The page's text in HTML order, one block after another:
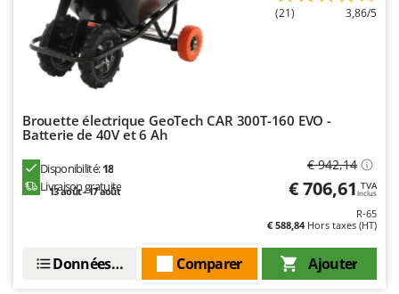
Master
Mastercook
Masterpro
McCulloch
MCH
Michelin
Mille
Minox
More than chef
(21) 3,86/5
Brouette électrique GeoTech CAR 300T-160 EVO -
Batterie de 40V et 6 Ah
Disponibilité:18
Livraison gratuite
13 août - 17 août
€ 942,14
€ 706,61 TVA
Inclus
R-65
€ 588,84Hors taxes (HT)
Ajouter
Comparer
Données techniques